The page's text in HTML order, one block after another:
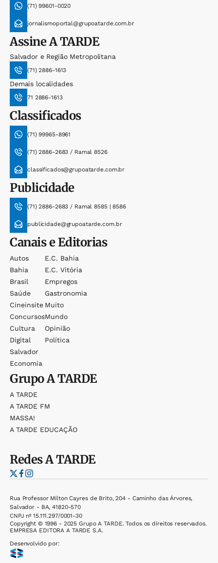
(71) 99601-0020
jornalismoportal@grupoatarde.com.br
AssineA TARDE
Salvador e Região Metropolitana
(71) 2886-1613
Demais localidades
71 2886-1613
Classificados
(71) 99965-8961
(71) 2886-2683 / Ramal 8526
classificados@grupoatarde.com.br
Publicidade
(71) 2886-2683 / Ramal 8585 | 8586
publicidade@grupoatarde.com.br
Canais e Editorias
Autos
Bahia
Brasil
Saúde
Cineinsite
Concursos
Cultura
Digital
Salvador
Economia
E.c. Bahia
E.c. Vitória
Empregos
Gastronomia
Muito
Mundo
Opinião
Política
GrupoA TARDE
A TARDE
A TARDE FM
MASSA!
A TARDE EDUCAÇÃO
RedesA TARDE
Rua Professor Milton Cayres de Brito, 204 - Caminho das Árvores,
Salvador - BA, 41820-570
CNPJ nº 15.111.297/0001-30
Copyright © 1996 - 2025 Grupo A TARDE. Todos os direitos reservados.
EMPRESA EDITORA A TARDE S.A.
Desenvolvido por: